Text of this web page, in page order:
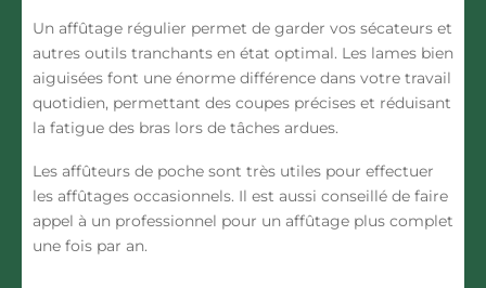
Un affûtage régulier permet de garder vos sécateurs et
autres outils tranchants en état optimal. Les lames bien
aiguisées font une énorme différence dans votre travail
quotidien, permettant des coupes précises et réduisant
la fatigue des bras lors de tâches ardues.
Les affûteurs de poche sont très utiles pour effectuer
les affûtages occasionnels. Il est aussi conseillé de faire
appel à un professionnel pour un affûtage plus complet
une fois par an.